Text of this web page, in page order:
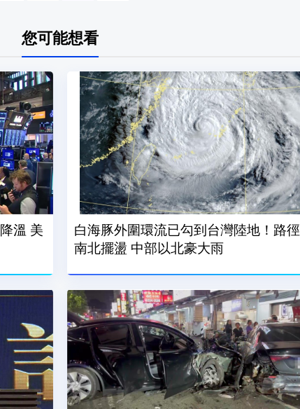
您可能想看
溫 美
白海豚外圍環流已勾到台灣陸地！路徑
南北擺盪 中部以北豪大雨